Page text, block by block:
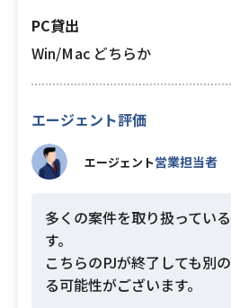
PC貸出
Win/Mac どちらか
エージェント評価
エージェント営業担当者
多くの案件を取り扱ってい
す。
こちらのPJが終了しても別
る可能性がございます。